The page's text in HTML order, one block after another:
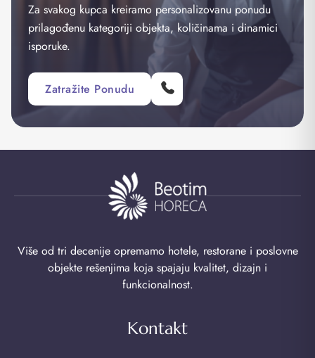
Za svakog kupca kreiramo personalizovanu ponudu
prilagođenu kategoriji objekta, količinama i dinamici
isporuke.
Zatražite Ponudu
Više od tri decenije opremamo hotele, restorane i poslovne
objekte rešenjima koja spajaju kvalitet, dizajn i
funkcionalnost.
Kontakt